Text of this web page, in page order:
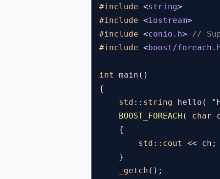
#include <string>
#include <iostream>
#include <conio.h>
//
#include <boost/
int main()
{
std :: string hello(
BOOST_FOREACH ( char
{
std :: cout << ch;
}
_getch ();